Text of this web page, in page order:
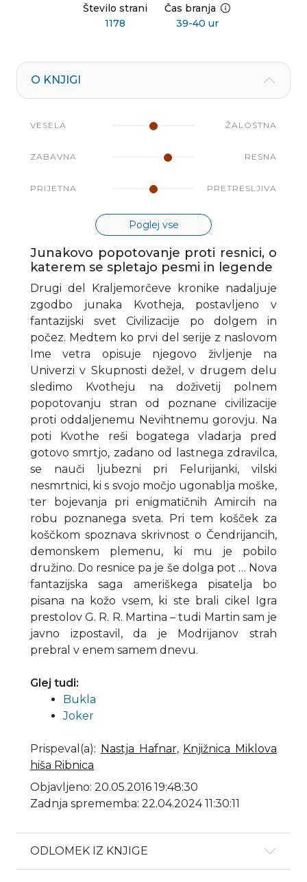
Število strani
1178
Čas branja
39-40 ur
O KNJIGI
VESELA ŽALOSTNA
ZABAVNA RESNA
PRIJETNA PRETRESLJIVA
Poglej vse
Junakovo popotovanje proti resnici, o
katerem se spletajo pesmi in legende
Drugi del Kraljemorčeve kronike nadaljuje
zgodbo junaka Kvotheja, postavljeno v
fantazijski svet Civilizacije po dolgem in
počez. Medtem ko prvi del serije z naslovom
Ime vetra opisuje njegovo življenje na
Univerzi v Skupnosti dežel, v drugem delu
sledimo Kvotheju na doživetij polnem
popotovanju stran od poznane civilizacije
proti oddaljenemu Nevihtnemu gorovju. Na
poti Kvothe reši bogatega vladarja pred
gotovo smrtjo, zadano od lastnega zdravilca,
se nauči ljubezni pri Felurijanki, vilski
nesmrtnici, ki s svojo močjo ugonablja moške,
ter bojevanja pri enigmatičnih Amircih na
robu poznanega sveta. Pri tem košček za
koščkom spoznava skrivnost o Čendrijancih,
demonskem plemenu, ki mu je pobilo
družino. Do resnice pa je še dolga pot … Nova
fantazijska saga ameriškega pisatelja bo
pisana na kožo vsem, ki ste brali cikel Igra
prestolov G. R. R. Martina – tudi Martin sam je
javno izpostavil, da je Modrijanov strah
prebral v enem samem dnevu.
Glej tudi:
Bukla
Joker
Prispeval(a): Nastja Hafnar, Knjižnica Miklova
hiša Ribnica
Objavljeno: 20.05.2016 19:48:30
Zadnja sprememba: 22.04.2024 11:30:11
ODLOMEK IZ KNJIGE